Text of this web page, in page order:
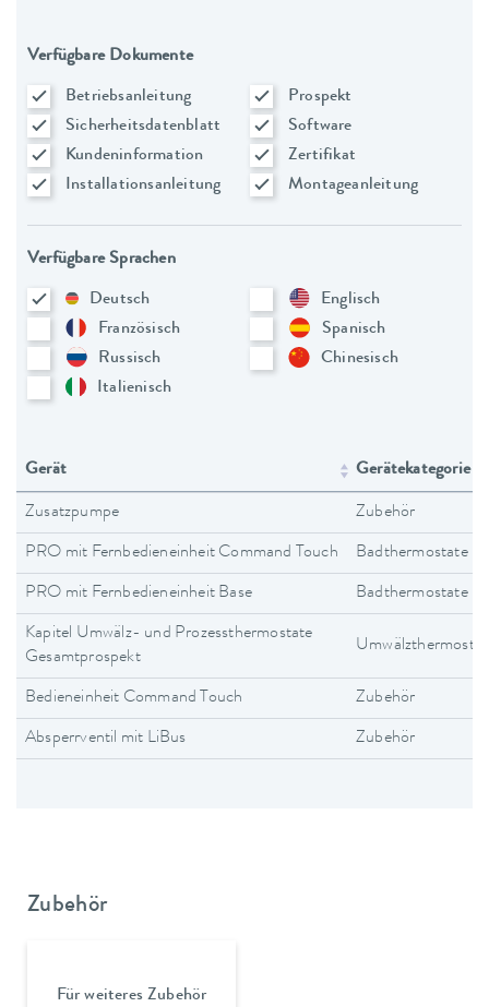
Verfügbare Dokumente
Betriebsanleitung
Prospekt
Sicherheitsdatenblatt
Software
Kundeninformation
Zertifikat
Installationsanleitung
Montageanleitung
Verfügbare Sprachen
Deutsch
Englisch
Französisch
Spanisch
Russisch
Chinesisch
Italienisch
Gerät Gerätekategorie
Zusatzpumpe Zubehör
PRO mit Fernbedieneinheit Command Touch Badthermostate
PRO mit Fernbedieneinheit Base Badthermostate
Kapitel Umwälz- und Prozessthermostate
Gesamtprospekt
Bedieneinheit Command Touch Zubehör
Absperrventil mit LiBus Zubehör
Zubehör
Für weiteres Zubehör